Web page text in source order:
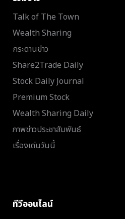
Talk of The Town
Wealth Sharing
กระดานข่าว
Share2Trade Daily
Stock Daily Journal
Premium Stock
Wealth Sharing Daily
ภาพข่าวประชาสัมพันธ์
เรื่องเด่นวันนี้
ทีวีออนไลน์